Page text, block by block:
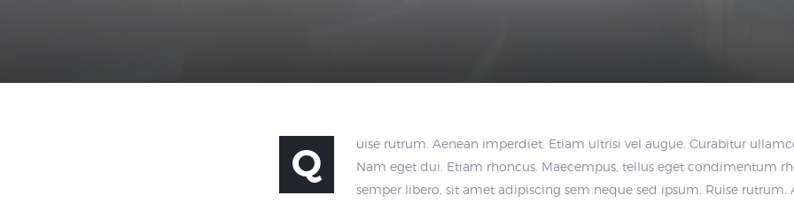
Q
uise rutrum. Aenean imperdiet. Etiam ultrisi vel augue. Curabitur
Nam eget dui. Etiam rhoncus. Maecempus, tellus eget condimentum
semper libero, sit amet adipiscing sem neque sed ipsum. Ruise rutrum.